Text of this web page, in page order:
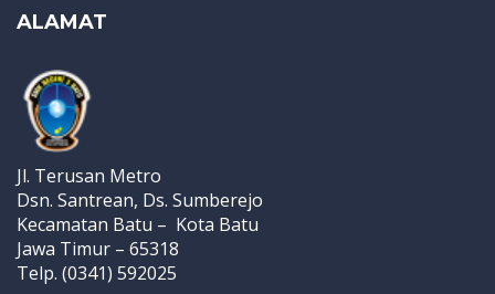
ALAMAT
Jl. Terusan Metro
Dsn. Santrean, Ds. Sumberejo
Kecamatan Batu – Kota Batu
Jawa Timur – 65318
Telp. (0341) 592025